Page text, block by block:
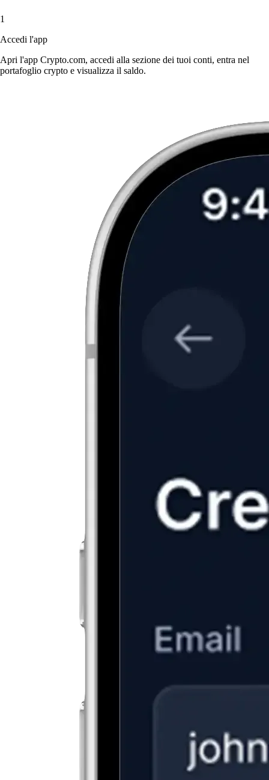
1
Accedi l'app
Apri l'app Crypto.com, accedi alla sezione dei tuoi conti, entra nel
portafoglio crypto e visualizza il saldo.